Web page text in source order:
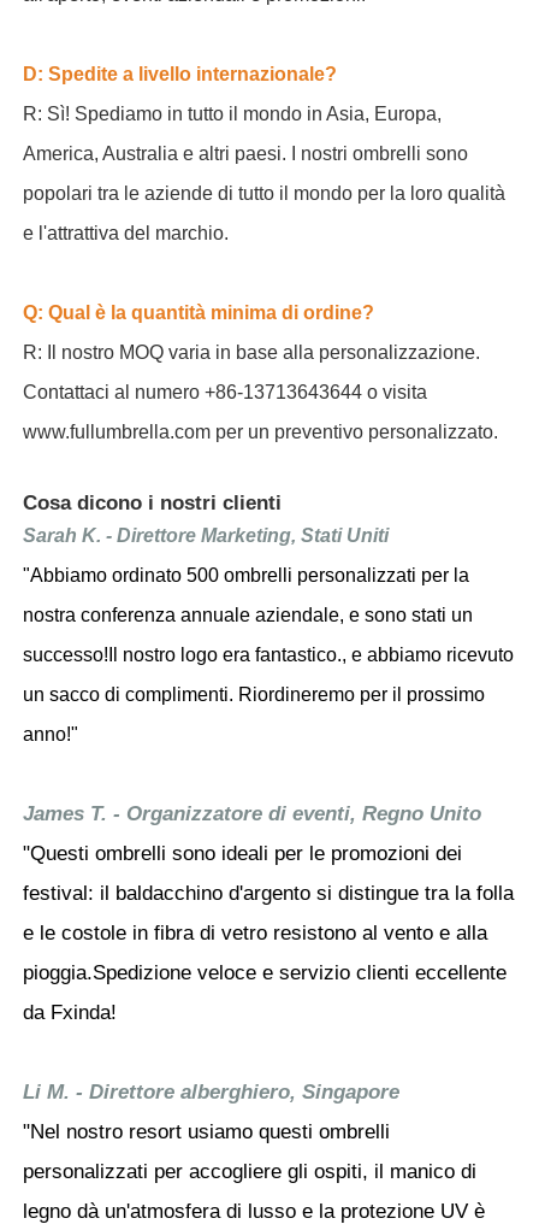
D: Spedite a livello internazionale?
R: Sì! Spediamo in tutto il mondo in Asia, Europa,
America, Australia e altri paesi. I nostri ombrelli sono
popolari tra le aziende di tutto il mondo per la loro qualità
e l'attrattiva del marchio.
Q: Qual è la quantità minima di ordine?
R: Il nostro MOQ varia in base alla personalizzazione.
Contattaci al numero +86-13713643644 o visita
www.fullumbrella.com per un preventivo personalizzato.
Cosa dicono i nostri clienti
Sarah K. - Direttore Marketing, Stati Uniti
"Abbiamo ordinato 500 ombrelli personalizzati per la
nostra conferenza annuale aziendale, e sono stati un
successo!Il nostro logo era fantastico., e abbiamo ricevuto
un sacco di complimenti. Riordineremo per il prossimo
anno!"
James T. - Organizzatore di eventi, Regno Unito
"Questi ombrelli sono ideali per le promozioni dei
festival: il baldacchino d'argento si distingue tra la folla
e le costole in fibra di vetro resistono al vento e alla
pioggia.Spedizione veloce e servizio clienti eccellente
da Fxinda!
Li M. - Direttore alberghiero, Singapore
"Nel nostro resort usiamo questi ombrelli
personalizzati per accogliere gli ospiti, il manico di
legno dà un'atmosfera di lusso e la protezione UV è